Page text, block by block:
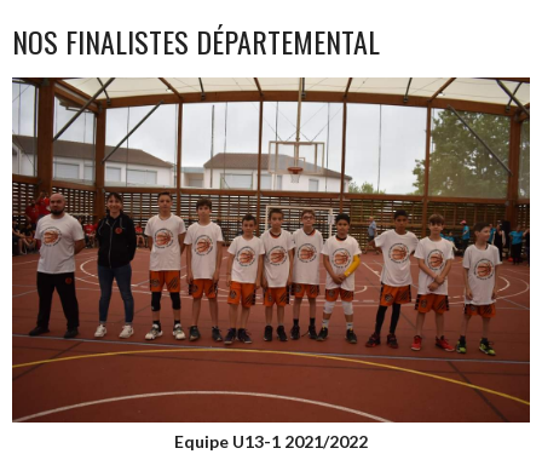
NOS FINALISTES DÉPARTEMENTAL
Equipe U13-1 2021/2022